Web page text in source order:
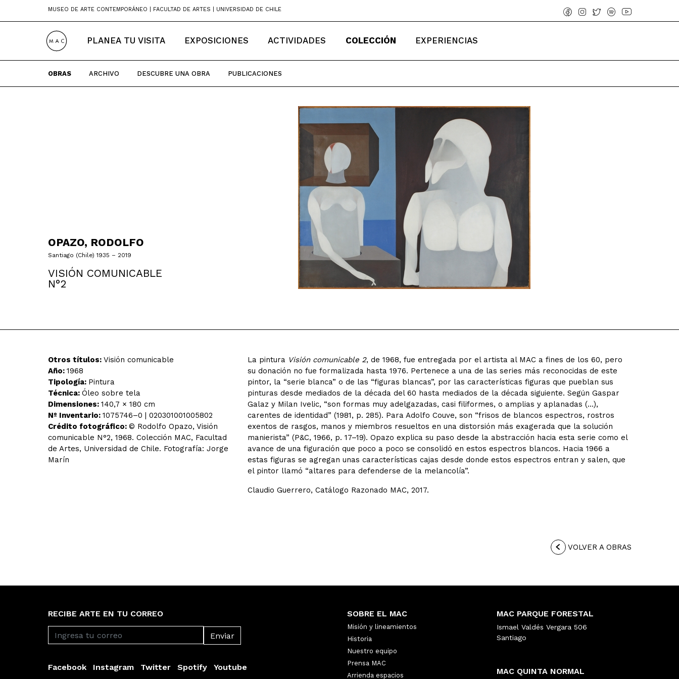
MUSEO DE ARTE CONTEMPORÁNEO | FACULTAD DE ARTES | UNIVERSIDAD DE CHILE
PLANEA TU VISITA EXPOSICIONES ACTIVIDADES COLECCIÓN EXPERIENCIAS
OBRAS ARCHIVO DESCUBRE UNA OBRA PUBLICACIONES
OPAZO, RODOLFO
Santiago (Chile) 1935 – 2019
VISIÓN COMUNICABLE
N°2
Otros títulos: Visión comunicable
Año: 1968
Tipología: Pintura
Técnica: Óleo sobre tela
Dimensiones: 140,7 × 180 cm
Nº Inventario: 1075746–0 | 020301001005802
Crédito fotográfico: © Rodolfo Opazo, Visión
comunicable N°2, 1968. Colección MAC, Facultad
de Artes, Universidad de Chile. Fotografía: Jorge
Marín
La pintura Visión comunicable 2, de 1968, fue entregada por el artista al MAC a fines de los 60, pero
su donación no fue formalizada hasta 1976. Pertenece a una de las series más reconocidas de este
pintor, la “serie blanca” o de las “figuras blancas”, por las características figuras que pueblan sus
pinturas desde mediados de la década del 60 hasta mediados de la década siguiente. Según Gaspar
Galaz y Milan Ivelic, “son formas muy adelgazadas, casi filiformes, o amplias y aplanadas (…),
carentes de identidad” (1981, p. 285). Para Adolfo Couve, son “frisos de blancos espectros, rostros
exentos de rasgos, manos y miembros resueltos en una distorsión más exagerada que la solución
manierista” (P&C, 1966, p. 17–19). Opazo explica su paso desde la abstracción hacia esta serie como el
avance de una figuración que poco a poco se consolidó en estos espectros blancos. Hacia 1966 a
estas figuras se agregan unas características cajas desde donde estos espectros entran y salen, que
el pintor llamó “altares para defenderse de la melancolía”.
Claudio Guerrero, Catálogo Razonado MAC, 2017.
VOLVER A OBRAS
RECIBE ARTE EN TU CORREO
Facebook Instagram Twitter Spotify Youtube
SOBRE EL MAC
Misión y lineamientos
Historia
Nuestro equipo
Prensa MAC
Arrienda espacios
MAC PARQUE FORESTAL
Ismael Valdés Vergara 506
Santiago
MAC QUINTA NORMAL